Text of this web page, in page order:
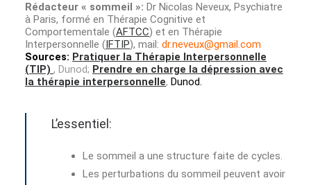
Rédacteur « sommeil »: Dr Nicolas Neveux, Psychiatre
à Paris, formé en Thérapie Cognitive et
Comportementale (AFTCC) et en Thérapie
Interpersonnelle (IFTIP), mail: dr.neveux@gmail.com
Sources: Pratiquer la Thérapie Interpersonnelle
(TIP) , Dunod; Prendre en charge la dépression avec
la thérapie interpersonnelle, Dunod.
L’essentiel:
Le sommeil a une structure faite de cycles.
Les perturbations du sommeil peuvent avoir